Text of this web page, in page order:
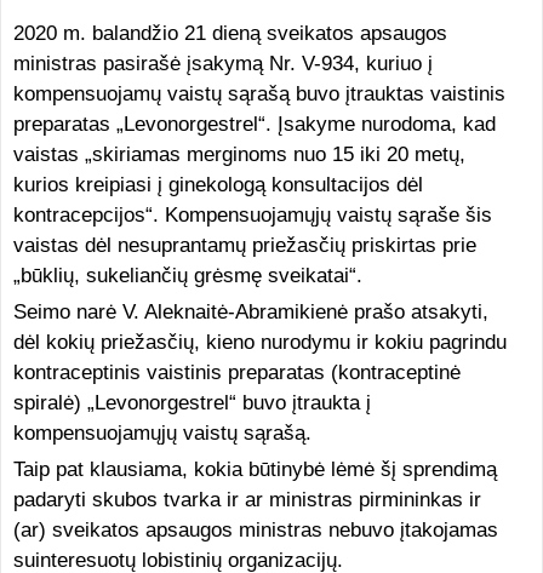
2020 m. balandžio 21 dieną sveikatos apsaugos
ministras pasirašė įsakymą Nr. V-934, kuriuo į
kompensuojamų vaistų sąrašą buvo įtrauktas vaistinis
preparatas „Levonorgestrel“. Įsakyme nurodoma, kad
vaistas „skiriamas merginoms nuo 15 iki 20 metų,
kurios kreipiasi į ginekologą konsultacijos dėl
kontracepcijos“. Kompensuojamųjų vaistų sąraše šis
vaistas dėl nesuprantamų priežasčių priskirtas prie
„būklių, sukeliančių grėsmę sveikatai“.
Seimo narė V. Aleknaitė-Abramikienė prašo atsakyti,
dėl kokių priežasčių, kieno nurodymu ir kokiu pagrindu
kontraceptinis vaistinis preparatas (kontraceptinė
spiralė) „Levonorgestrel“ buvo įtraukta į
kompensuojamųjų vaistų sąrašą.
Taip pat klausiama, kokia būtinybė lėmė šį sprendimą
padaryti skubos tvarka ir ar ministras pirmininkas ir
(ar) sveikatos apsaugos ministras nebuvo įtakojamas
suinteresuotų lobistinių organizacijų.